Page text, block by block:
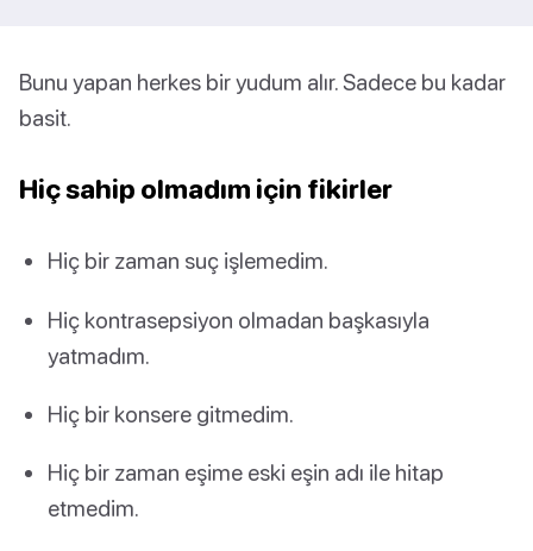
Bunu yapan herkes bir yudum alır. Sadece bu kadar
basit.
Hiç sahip olmadım için fikirler
Hiç bir zaman suç işlemedim.
Hiç kontrasepsiyon olmadan başkasıyla
yatmadım.
Hiç bir konsere gitmedim.
Hiç bir zaman eşime eski eşin adı ile hitap
etmedim.